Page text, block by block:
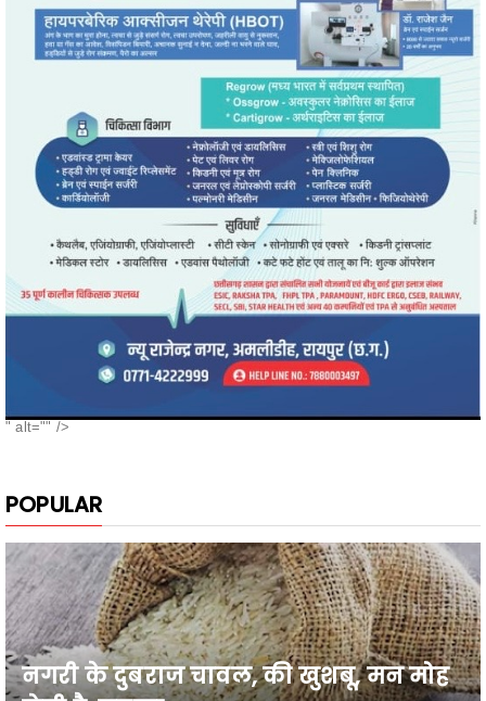
नगरी के दुबराज चावल, की खुशबू, मन मोह
लेती है, सबका